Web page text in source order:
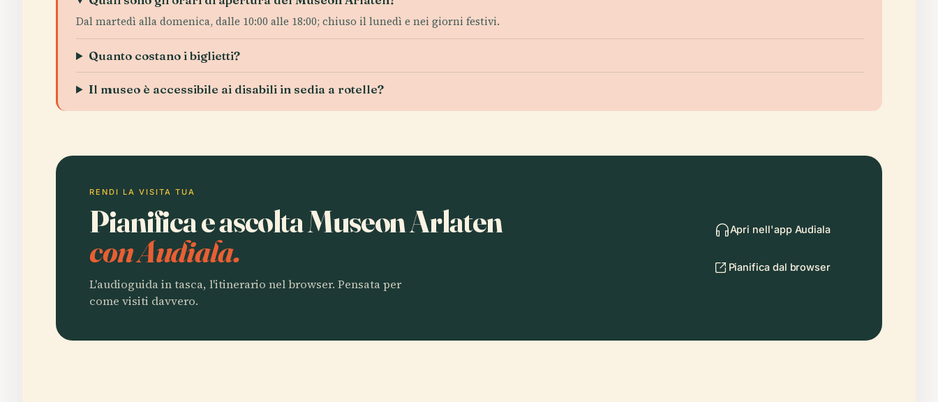
Dal martedì alla domenica, dalle 10:00 alle 18:00; chiuso il lunedì e nei giorni festivi.
Quanto costano i biglietti?
Il museo è accessibile ai disabili in sedia a rotelle?
RENDI LA VISITA TUA
Pianifica e ascolta Museon Arlaten
con Audiala.
L'audioguida in tasca, l'itinerario nel browser. Pensata per
come visiti davvero.
Apri nell'app Audiala
Pianifica dal browser